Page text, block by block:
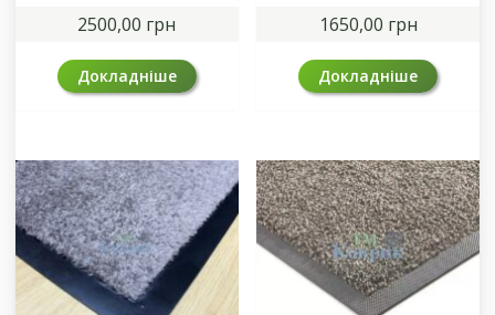
2500,00 грн
Докладніше
1650,00 грн
Докладніше